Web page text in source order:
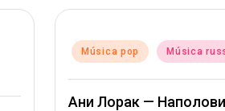
Posted
Música pop Música
Ани Лорак —